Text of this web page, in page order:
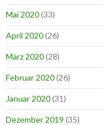
Mai 2020(33)
April 2020(26)
März 2020(28)
Februar 2020(26)
Januar 2020(31)
Dezember 2019 (35)